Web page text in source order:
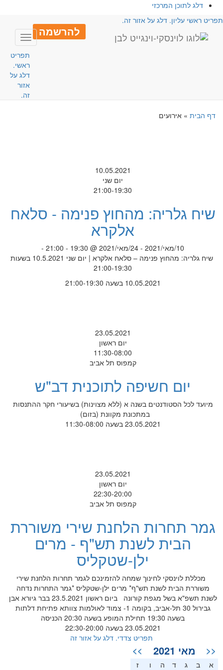
דלג לתוכן המרכזי
ראשי עליון. דלג על אזור זה.
להרשמה
Toggle
תפריט
ראשי.
דלג על
אזור
זה.
דף הבית» אירועים
10.05.2021
יום שני
21:00-19:30
שיח גלריה: מהחוץ פנימה - סלאח
אלקרא
10/מאי/2021 - 24/מאי/2021 @ 19:30 - 21:00 -
שיח גלריה: מהחוץ פנימה – סלאח אלקרא | יום שני 10.5.2021 בשעות
21:00-19:30
10.05.2021 בשעה 21:00-19:30
23.05.2021
יום ראשון
11:30-08:00
קמפוס תל אביב
יום חשיפה לתוכנית דב"ש
מיועד לכל הסטודנטים בשנה א (ללא מצוינות) בשיעורי חקר ההתנסות
במתכונת מקוונת (בזום)
23.05.2021 בשעה 11:30-08:00
23.05.2021
יום ראשון
22:30-20:00
קמפוס תל אביב
גמר תחרות הלחנת שירי משוררת
הבית לשנת תש"ף - מרים
ילן-שטקליס
מכללת לוינסקי לחינוך שמחה להזמינכם לגמר תחרות הלחנת שירי
משוררת הבית לשנת תש"ף* מרים ילן-שטקליס *גמר התחרות נדחה
לשנת תשפ"א בשל מגפת קורונה ביום ראשון 23.5.2021 בבר גיורא אבן
גבירול 30 תל-אביב, בקומה 1- צמוד לאולמות צוותא פתיחת דלתות
בשעה 19:30 תחילת המופע בשעה 20:30 הכניסה
23.05.2021 בשעה 22:30-20:00
תפריט צדדי. דלג על אזור זה
<< מאי 2021 >>
א ב ג ד ה ז